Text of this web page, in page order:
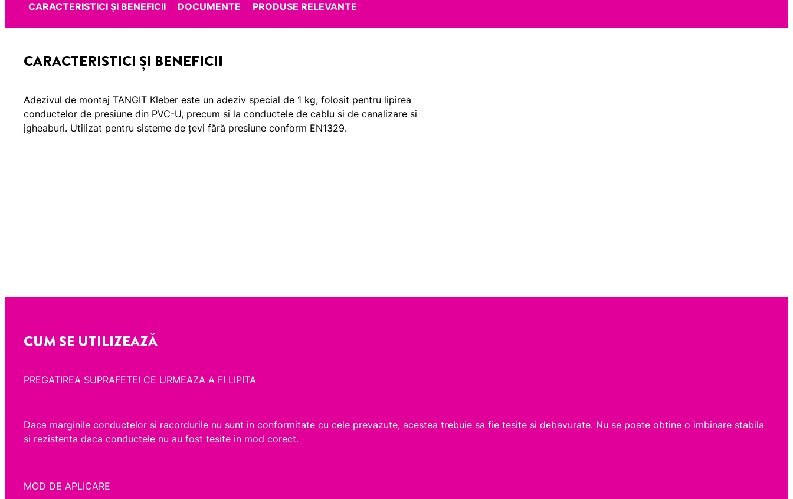
CARACTERISTICI ȘI BENEFICII DOCUMENTE PRODUSE RELEVANTE
CARACTERISTICI ȘI BENEFICII
Adezivul de montaj TANGIT Kleber este un adeziv special de 1 kg, folosit pentru lipirea
conductelor de presiune din PVC-U, precum si la conductele de cablu si de canalizare si
jgheaburi. Utilizat pentru sisteme de țevi fără presiune conform EN1329.
CUM SE UTILIZEAZĂ
PREGATIREA SUPRAFETEI CE URMEAZA A FI LIPITA
Daca marginile conductelor si racordurile nu sunt in conformitate cu cele prevazute, acestea trebuie sa fie tesite si debavurate. Nu se poate obtine o imbinare stabila
si rezistenta daca conductele nu au fost tesite in mod corect.
MOD DE APLICARE